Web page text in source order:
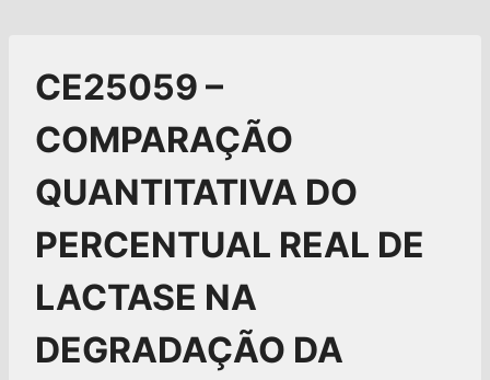
CE25059 –
COMPARAÇÃO
QUANTITATIVA DO
PERCENTUAL REAL DE
LACTASE NA
DEGRADAÇÃO DA